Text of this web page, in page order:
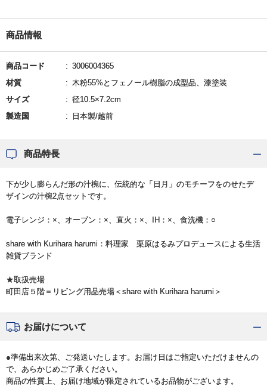
商品情報
商品コード
3006004365
材質
木粉55%とフェノール樹脂の成型品、漆塗装
サイズ
径10.5×7.2cm
製造国
日本製/越前
商品特長
下が少し膨らんだ形の汁椀に、伝統的な「日月」のモチーフをのせたデ
ザインの汁椀2点セットです。
電子レンジ：×、オーブン：×、直火：×、IH：×、食洗機：○
share with Kurihara harumi：料理家 栗原はるみプロデュースによる生活
雑貨ブランド
★取扱売場
町田店５階＝リビング用品売場＜share with Kurihara harumi＞
お届けについて
●準備出来次第、ご発送いたします。お届け日はご指定いただけませんの
で、あらかじめご了承ください。
商品の性質上、お届け地域が限定されているお品物がございます。